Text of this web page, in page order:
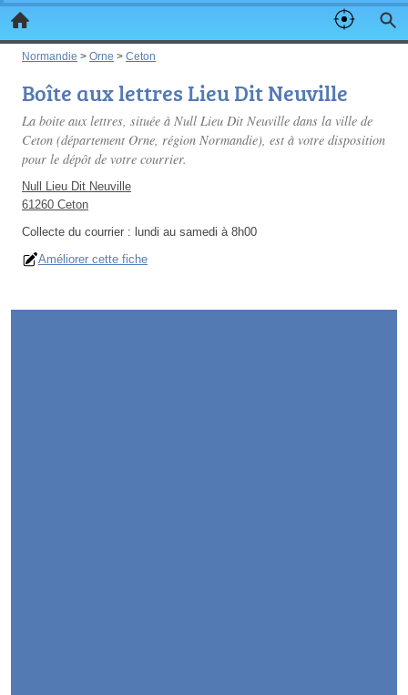
Normandie > Orne > Ceton
Boîte aux lettres Lieu Dit Neuville
La boite aux lettres, située à Null Lieu Dit Neuville dans la ville de
Ceton (département Orne, région Normandie), est à votre disposition
pour le dépôt de votre courrier.
Null Lieu Dit Neuville
61260 Ceton
Collecte du courrier : lundi au samedi à 8h00
Améliorer cette fiche